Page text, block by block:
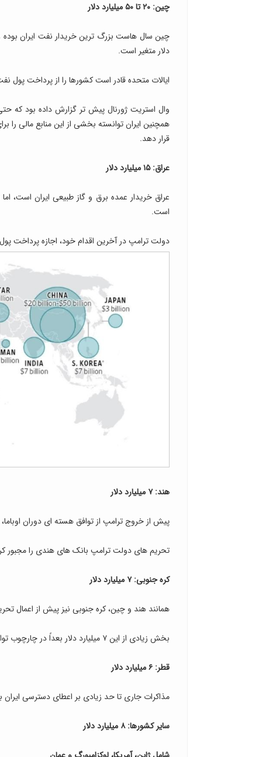
چین: ۲۰ تا ۵۰ میلیارد دلار
دلار متغیر است.
ایالات متحده قادر است کشورها را از پرداخت پول
وال استریت ژورنال پیش تر گزارش داده بود که
همچنین ایران توانسته بخشی از این منابع مالی را
قرار دهد.
عراق: ۱۵ میلیارد دلار
عراق خریدار عمده برق و گاز طبیعی ایران است،
است.
دولت ترامپ در آخرین اقدام خود، اجازه پرداخت
هند: ۷ میلیارد دلار
پیش از خروج ترامپ از توافق هسته ای دوران
تحریم های دولت ترامپ بانک های هندی را مجبور
کره جنوبی: ۷ میلیارد دلار
همانند هند و چین، کره جنوبی نیز پیش از اعمال
بخش زیادی از این ۷ میلیارد دلار بعداً در چارچوب توافق تبادل زندانیان میان ایران و آمریکا به قطر منتقل شد.
قطر: ۶ میلیارد دلار
مذاکرات جاری تا حد زیادی بر اعطای دسترسی ایران
سایر کشورها: ۸ میلیارد دلار